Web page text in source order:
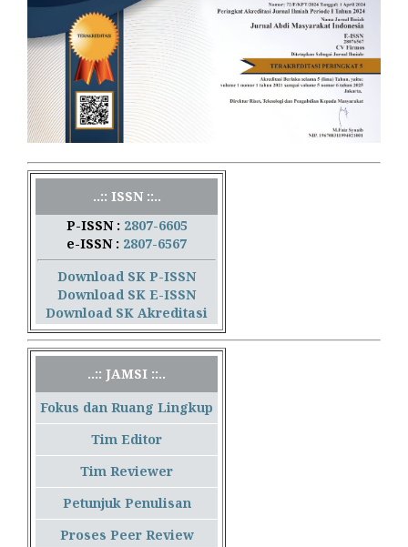
..:: ISSN ::..
P-ISSN : 2807-6605
e-ISSN : 2807-6567
Download SK P-ISSN
Download SK E-ISSN
Download SK Akreditasi
..:: JAMSI ::..
Fokus dan Ruang Lingkup
Tim Editor
Tim Reviewer
Petunjuk Penulisan
Proses Peer Review